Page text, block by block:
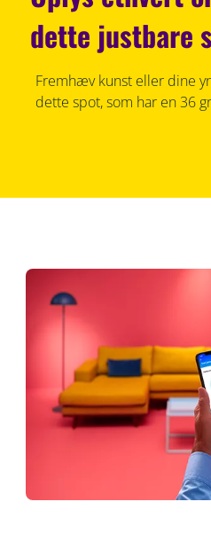
dette justbare
Fremhæv kunst eller dine
dette spot, som har en 36